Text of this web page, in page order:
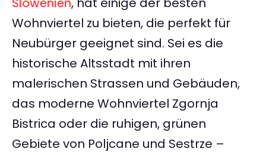
Wohnviertel zu bieten, die perfekt für
Neubürger geeignet sind. Sei es die
historische Altsstadt mit ihren
malerischen Strassen und Gebäuden,
das moderne Wohnviertel Zgornja
Bistrica oder die ruhigen, grünen
Gebiete von Poljcane und Sestrze –